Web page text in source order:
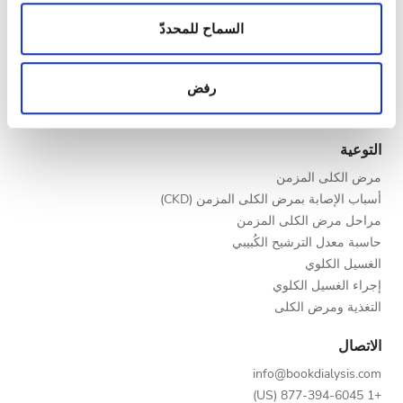
الزيارات الواردة إلينا. إضافةً إلى ذلك، فنحن نشارك
المعلومات حول استخدامك لموقعنا مع شركائنا من الشبكات
الاجتماعية وشركاء الإعلانات وتحليل البيانات الذين يمكنهم
إضافة هذه المعلومات إلى معلومات أخرى تقدمها لهم أو
معلومات أخرى يحصلون عليها من استخدامك لخدماتهم.
السماح للمحددّ
رفض
المساء
التقييم
جيد
جيد جدًا
ممتاز
مقدمو خدمات الرعاية الصحية
سجّل عيادتك
شركاء
التوعية
مرض الكلى المزمن
أسباب الإصابة بمرض الكلى المزمن (CKD)
مراحل مرض الكلى المزمن
حاسبة معدل الترشيح الكُبيبي
الغسيل الكلوي
إجراء الغسيل الكلوي
التغذية ومرض الكلى
الاتصال
info@bookdialysis.com
+1 877-394-6045 (US)